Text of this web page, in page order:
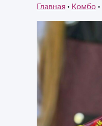
Главная Комбо